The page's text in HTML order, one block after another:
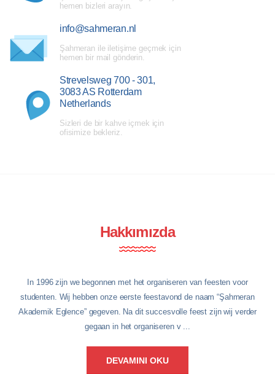
hemen bizleri arayın.
info@sahmeran.nl
Şahmeran ile iletişime geçmek için
hemen bir mail gönderin.
Strevelsweg 700 - 301,
3083 AS Rotterdam
Netherlands
Sizleri de bir kahve içmek için
ofisimize bekleriz.
Hakkımızda
In 1996 zijn we begonnen met het organiseren van feesten voor
studenten. Wij hebben onze eerste feestavond de naam “Şahmeran
Akademik Eglence” gegeven. Na dit succesvolle feest zijn wij verder
gegaan in het organiseren v ...
DEVAMINI OKU